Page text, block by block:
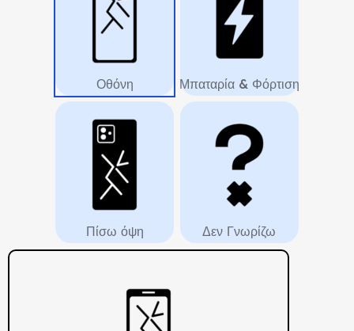
Οθόνη Μπαταρία & Φόρτιση
Πίσω όψη Δεν Γνωρίζω